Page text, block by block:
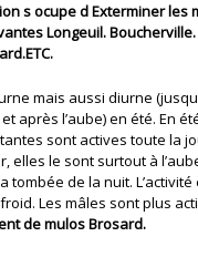
s ocupe d Exterminer les
Longeuil.
mais aussi diurne
après l’aube) en été. En
sont actives toute la
elles le sont surtout à
tombée de la nuit.
Les mâles sont plus
de mulos Brosard.